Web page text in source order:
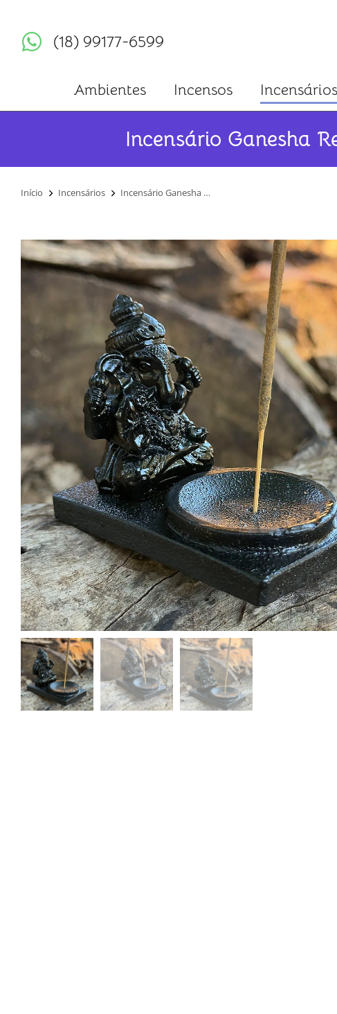
(18) 99177-6599
Ambientes Incensos Incensários
Incensário Ganesha
Você está aqui:
Início Incensários Incensário Ganesha …